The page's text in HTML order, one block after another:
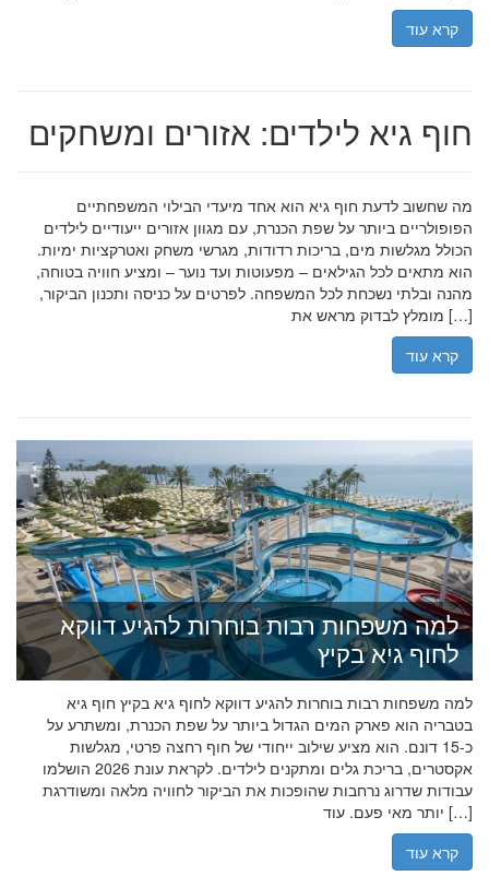
קרא עוד
חוף גיא לילדים: אזורים ומשחקים
מה שחשוב לדעת חוף גיא הוא אחד מיעדי הבילוי המשפחתיים
הפופולריים ביותר על שפת הכנרת, עם מגוון אזורים ייעודיים לילדים
הכולל מגלשות מים, בריכות רדודות, מגרשי משחק ואטרקציות ימיות.
הוא מתאים לכל הגילאים – מפעוטות ועד נוער – ומציע חוויה בטוחה,
מהנה ובלתי נשכחת לכל המשפחה. לפרטים על כניסה ותכנון הביקור,
מומלץ לבדוק מראש את […]
קרא עוד
למה משפחות רבות בוחרות להגיע דווקא
לחוף גיא בקיץ
למה משפחות רבות בוחרות להגיע דווקא לחוף גיא בקיץ חוף גיא
בטבריה הוא פארק המים הגדול ביותר על שפת הכנרת, ומשתרע על
כ-15 דונם. הוא מציע שילוב ייחודי של חוף רחצה פרטי, מגלשות
אקסטרים, בריכת גלים ומתקנים לילדים. לקראת עונת 2026 הושלמו
עבודות שדרוג נרחבות שהופכות את הביקור לחוויה מלאה ומשודרגת
יותר מאי פעם. עוד […]
קרא עוד